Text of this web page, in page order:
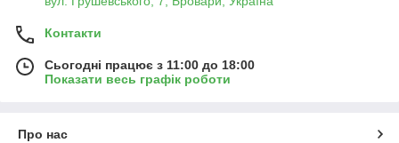
Контакти
Сьогодні працює з 11:00 до 18:00
Показати весь графік роботи
Про нас